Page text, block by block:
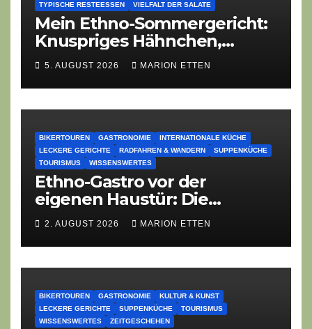
TYPISCHE RESTEESSEN
VIELFALT DER SALATE
Mein Ethno-Sommergericht:
Knuspriges Hähnchen,
Lauch-Rührei, Salat
5. AUGUST 2026 MARION ETTEN
BIKERTOUREN GASTRONOMIE
INTERNATIONALE KÜCHE
LECKERE GERICHTE
RADFAHREN & WANDERN
SUPPENKÜCHE
TOURISMUS
WISSENSWERTES
Ethno-Gastro vor der
eigenen Haustür: Die
geheime kulinarische DNA
des Gasthofs „Zur Eiche“
2. AUGUST 2026 MARION ETTEN
BIKERTOUREN GASTRONOMIE
KULTUR & KUNST
LECKERE GERICHTE
SUPPENKÜCHE
TOURISMUS
WISSENSWERTES
ZEITGESCHEHEN